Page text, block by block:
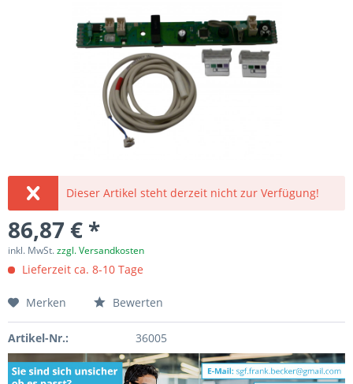
Dieser Artikel steht derzeit nicht zur Verfügung!
86,87 € *
inkl. MwSt.zzgl. Versandkosten
Lieferzeit ca. 8-10 Tage
Merken Bewerten
Artikel-Nr.: 36005